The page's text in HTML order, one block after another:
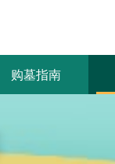
购墓指南